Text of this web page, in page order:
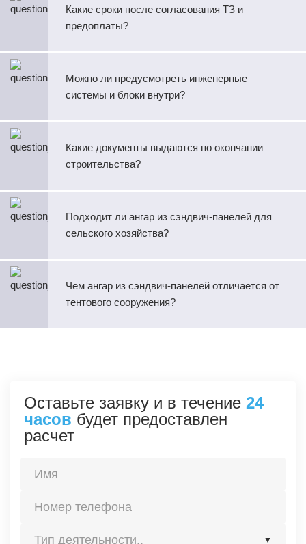
Какие сроки после согласования ТЗ и
предоплаты?
Можно ли предусмотреть инженерные
системы и блоки внутри?
Какие документы выдаются по окончании
строительства?
Подходит ли ангар из сэндвич‑панелей для
сельского хозяйства?
Чем ангар из сэндвич‑панелей отличается от
тентового сооружения?
Оставьте заявку и в течение 24
часов будет предоставлен
расчет
Тип деятельности.. ▼